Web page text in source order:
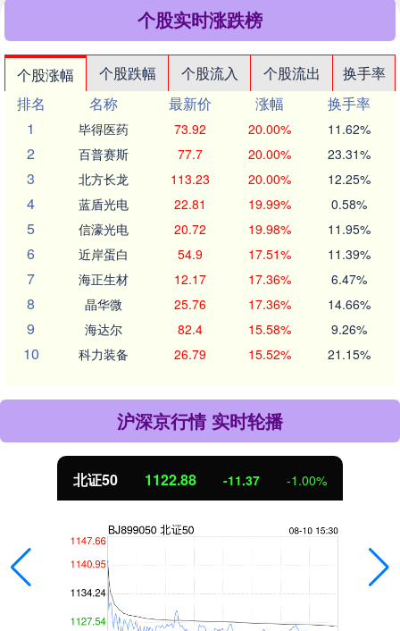
个股实时涨跌榜
个股涨幅 个股跌幅 个股流入 个股流出
换手率
排名
名称 最新价 涨幅
换手率
1
毕得医药 73.92 20.00% 11.62%
2 百普赛斯 77.7 20.00% 23.31%
3 北方长龙 113.23 20.00% 12.25%
4 蓝盾光电 22.81 19.99% 0.58%
5 信濠光电 20.72 19.98% 11.95%
6 近岸蛋白 54.9 17.51% 11.39%
7 海正生材 12.17 17.36% 6.47%
8 晶华微 25.76 17.36% 14.66%
9 海达尔 82.4 15.58% 9.26%
10 科力装备 26.79 15.52% 21.15%
沪深京行情 实时轮播
北证50 1122.88 -11.37 -1.00%